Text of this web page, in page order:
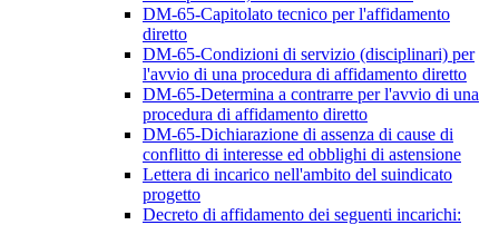
DM-65-Capitolato tecnico per l'affidamento
diretto
DM-65-Condizioni di servizio (disciplinari) per
l'avvio di una procedura di affidamento diretto
DM-65-Determina a contrarre per l'avvio di una
procedura di affidamento diretto
DM-65-Dichiarazione di assenza di cause di
conflitto di interesse ed obblighi di astensione
Lettera di incarico nell'ambito del suindicato
progetto
Decreto di affidamento dei seguenti incarichi: